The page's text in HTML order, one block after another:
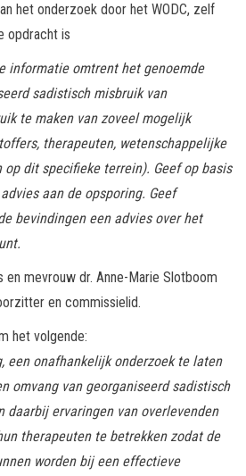
het onderzoek door het WODC, zelf
opdracht is
informatie omtrent het genoemde
sadistisch misbruik van
te maken van zoveel mogelijk
therapeuten, wetenschappelijke
op dit specifieke terrein). Geef op basis
aan de opsporing. Geef
bevindingen een advies over het
en mevrouw dr. Anne-Marie Slotboom
en commissielid.
het volgende:
een onafhankelijk onderzoek te laten
omvang van georganiseerd sadistisch
daarbij ervaringen van overlevenden
therapeuten te betrekken zodat de
worden bij een effectieve